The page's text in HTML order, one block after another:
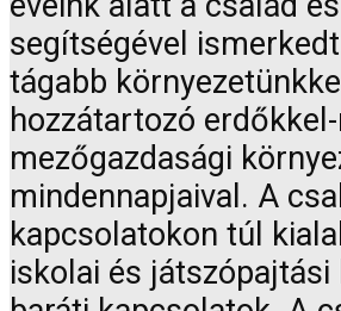
segítségével
tágabb
hozzátartozó
mezőgazdasági
mindennapjaival. A
kapcsolatokon túl
iskolai és játszópajtási